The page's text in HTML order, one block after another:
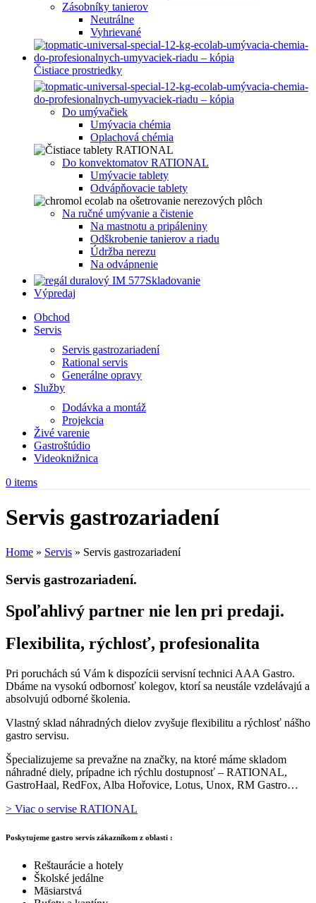
Zásobníky tanierov
Neutrálne
Vyhrievané
Čistiace prostriedky
Do umývačiek
Umývacia chémia
Oplachová chémia
Do konvektomatov RATIONAL
Umývacie tablety
Odvápňovacie tablety
Na ručné umývanie a čistenie
Na mastnotu a pripáleniny
Odškrobenie tanierov a riadu
Údržba nerezu
Na odvápnenie
Skladovanie
Výpredaj
Obchod
Servis
Servis gastrozariadení
Rational servis
Generálne opravy
Služby
Dodávka a montáž
Projekcia
Živé varenie
Gastroštúdio
Videoknižnica
0 items
Servis gastrozariadení
Home » Servis » Servis gastrozariadení
Servis gastrozariadení.
Spoľahlivý partner nie len pri predaji.
Flexibilita, rýchlosť, profesionalita
Pri poruchách sú Vám k dispozícii servisní technici AAA Gastro.
Dbáme na vysokú odbornosť kolegov, ktorí sa neustále vzdelávajú a
absolvujú odborné školenia.
Vlastný sklad náhradných dielov zvyšuje flexibilitu a rýchlosť nášho
gastro servisu.
Špecializujeme sa prevažne na značky, na ktoré máme skladom
náhradné diely, prípadne ich rýchlu dostupnosť – RATIONAL,
GastroHaal, RedFox, Alba Hořovice, Lotus, Unox, RM Gastro…
> Viac o servise RATIONAL
Poskytujeme gastro servis zákazníkom z oblasti :
Reštaurácie a hotely
Školské jedálne
Mäsiarstvá